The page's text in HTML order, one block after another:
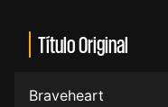
Título Original
Braveheart